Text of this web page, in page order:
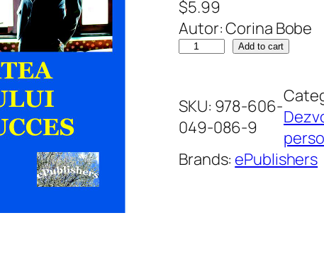
$5.99
Autor: Corina Bobe
C
t
e
a
Add to cart
SKU: 978-606-
049-086-9
Brands: ePublishers